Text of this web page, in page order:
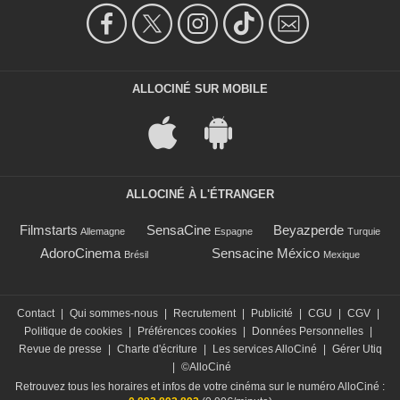
ALLOCINÉ SUR MOBILE
ALLOCINÉ À L'ÉTRANGER
Filmstarts Allemagne SensaCine Espagne Beyazperde Turquie
AdoroCinema Brésil Sensacine México Mexique
Contact Qui sommes-nous Recrutement Publicité CGU CGV
Politique de cookies
Préférences cookies Données Personnelles
Revue de presse
Charte d'écriture Les services AlloCiné
Gérer Utiq
©AlloCiné
Retrouvez tous les horaires et infos de votre cinéma sur le numéro AlloCiné :